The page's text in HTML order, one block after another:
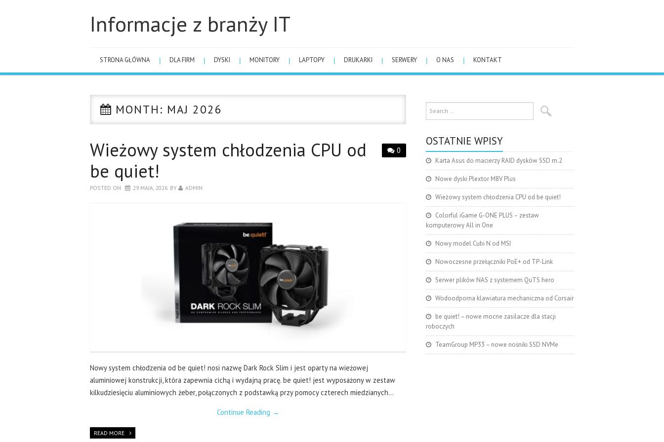
Informacje z branży IT
STRONA GŁÓWNA DLA FIRM DYSKI MONITORY LAPTOPY DRUKARKI SERWERY O NAS KONTAKT
MONTH: MAJ 2026
0
Wieżowy system chłodzenia CPU od
be quiet!
POSTED ON 29 MAJA, 2026 BY ADMIN
Nowy system chłodzenia od be quiet! nosi nazwę Dark Rock Slim i jest oparty na wieżowej
aluminiowej konstrukcji, która zapewnia cichą i wydajną pracę. be quiet! jest wyposażony w zestaw
kilkudziesięciu aluminiowych żeber, połączonych z podstawką przy pomocy czterech miedzianych…
Continue Reading →
READ MORE
OSTATNIE WPISY
Karta Asus do macierzy RAID dysków SSD m.2
Nowe dyski Plextor M8V Plus
Wieżowy system chłodzenia CPU od be quiet!
Colorful iGame G-ONE PLUS – zestaw
komputerowy All in One
Nowy model Cubi N od MSI
Nowoczesne przełączniki PoE+ od TP-Link
Serwer plików NAS z systemem QuTS hero
Wodoodporna klawiatura mechaniczna od Corsair
be quiet! – nowe mocne zasilacze dla stacji
roboczych
TeamGroup MP33 – nowe nośniki SSD NVMe